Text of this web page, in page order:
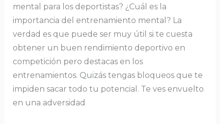
mental para los deportistas? ¿Cuál es la
importancia del entrenamiento mental? La
verdad es que puede ser muy útil si te cuesta
obtener un buen rendimiento deportivo en
competición pero destacas en los
entrenamientos. Quizás tengas bloqueos que te
impiden sacar todo tu potencial. Te ves envuelto
en una adversidad